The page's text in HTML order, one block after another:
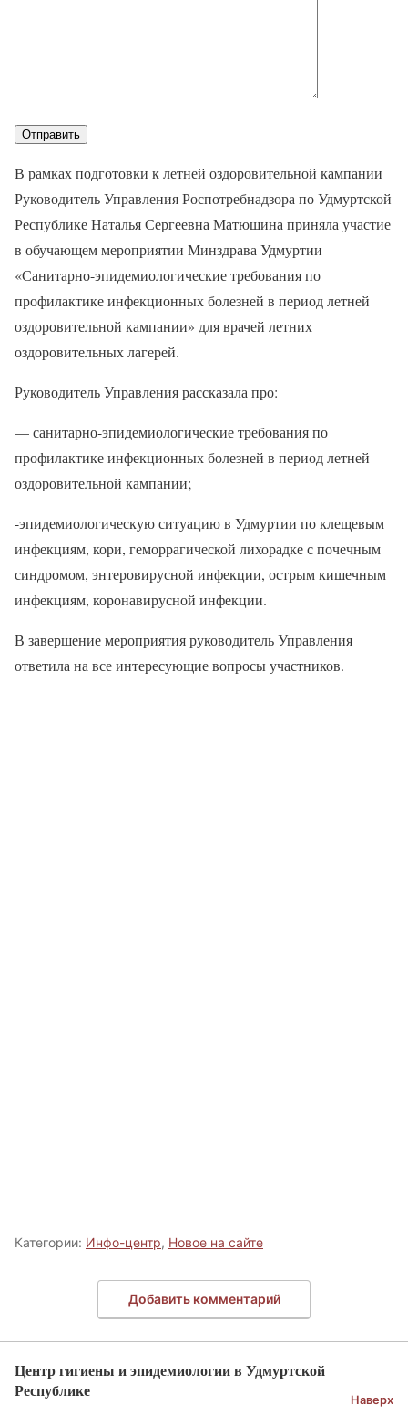
В рамках подготовки к летней оздоровительной кампании
Руководитель Управления Роспотребнадзора по Удмуртской
Республике Наталья Сергеевна Матюшина приняла участие
в обучающем мероприятии Минздрава Удмуртии
«Санитарно-эпидемиологические требования по
профилактике инфекционных болезней в период летней
оздоровительной кампании» для врачей летних
оздоровительных лагерей.
Руководитель Управления рассказала про:
— санитарно-эпидемиологические требования по
профилактике инфекционных болезней в период летней
оздоровительной кампании;
-эпидемиологическую ситуацию в Удмуртии по клещевым
инфекциям, кори, геморрагической лихорадке с почечным
синдромом, энтеровирусной инфекции, острым кишечным
инфекциям, коронавирусной инфекции.
В завершение мероприятия руководитель Управления
ответила на все интересующие вопросы участников.
Категории: Инфо-центр, Новое на сайте
Добавить комментарий
Центр гигиены и эпидемиологии в Удмуртской
Республике
Наверх